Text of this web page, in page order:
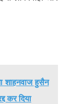
शाहनवाज हुसैन
कर दिया